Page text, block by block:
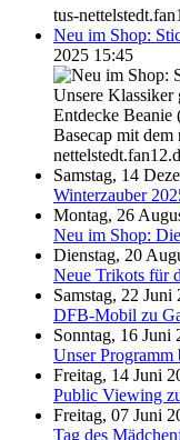
tus-
Neu im Shop:
2025 15:45
Unsere
Entdecke Beanie
Basecap mit
Samstag, 14
Winterzauber
Montag, 26
Neu im Shop:
Dienstag, 20
Neue Trikots für
Samstag, 22 Juni
DFB-Mobil zu
Sonntag, 16 Juni
Unser Programm
Freitag, 14 Juni
Public Viewing
Freitag, 07 Juni
Tag des